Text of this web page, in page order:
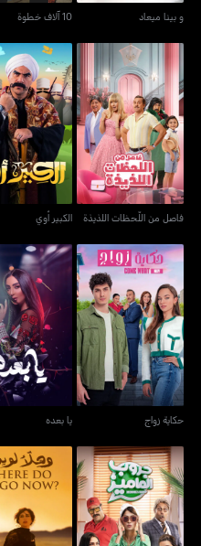
و بينا ميعاد 10 آلاف خطوة
فاصل من اللّحظات اللذيذة
فاصل من اللّحظات اللذيذة
الكبير أوي
الكبير أوي
حكاية زواج
حكاية زواج
يا بعده
يا بعده
جروب الماميز وهلأ لوين